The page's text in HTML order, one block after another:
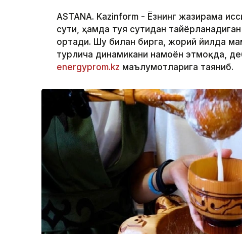
ASTANA. Kazinform - Ёзнинг жазирама
сути, ҳамда туя сутидан
ортади. Шу билан бирга, жорий йилда
турлича динамикани намоён этмоқда,
energyprom.kz маълумотларига таяниб.